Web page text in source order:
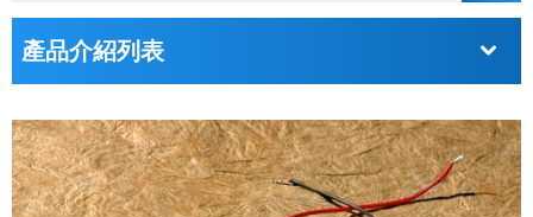
電壓/過熱保護器件
壓電元件
蜂鳴器
鐵氧體磁心
DC-DC電源
DC-DC雙向轉換器
電子負載
現貨庫存
PEEK FILMS
MAGNETIC BEADS
聯絡我們
產品介紹列表
TDK
TDK-LAMBDA